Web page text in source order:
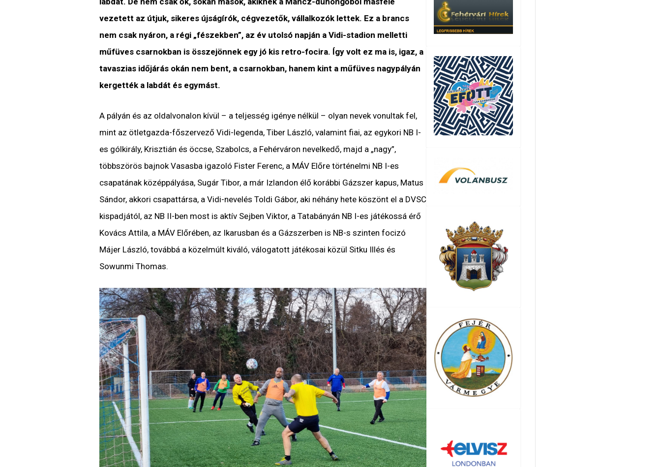
vezetett az útjuk, sikeres újságírók, cégvezetők, vállalkozók lettek. Ez a brancs
nem csak nyáron, a régi „fészekben”, az év utolsó napján a Vidi-stadion melletti
műfüves csarnokban is összejönnek egy jó kis retro-focira. Így volt ez ma is, igaz, a
tavaszias időjárás okán nem bent, a csarnokban, hanem kint a műfüves nagypályán
kergették a labdát és egymást.
A pályán és az oldalvonalon kívül – a teljesség igénye nélkül – olyan nevek vonultak fel,
mint az ötletgazda-főszervező Vidi-legenda, Tiber László, valamint fiai, az egykori NB I-
es gólkirály, Krisztián és öccse, Szabolcs, a Fehérváron nevelkedő, majd a „nagy”,
többszörös bajnok Vasasba igazoló Fister Ferenc, a MÁV Előre történelmi NB I-es
csapatának középpályása, Sugár Tibor, a már Izlandon élő korábbi Gázszer kapus, Matus
Sándor, akkori csapattársa, a Vidi-nevelés Toldi Gábor, aki néhány hete köszönt el a DVSC
kispadjától, az NB II-ben most is aktív Sejben Viktor, a Tatabányán NB I-es játékossá érő
Kovács Attila, a MÁV Előrében, az Ikarusban és a Gázszerben is NB-s szinten focizó
Májer László, továbbá a közelmúlt kiváló, válogatott játékosai közül Sitku Illés és
Sowunmi Thomas.